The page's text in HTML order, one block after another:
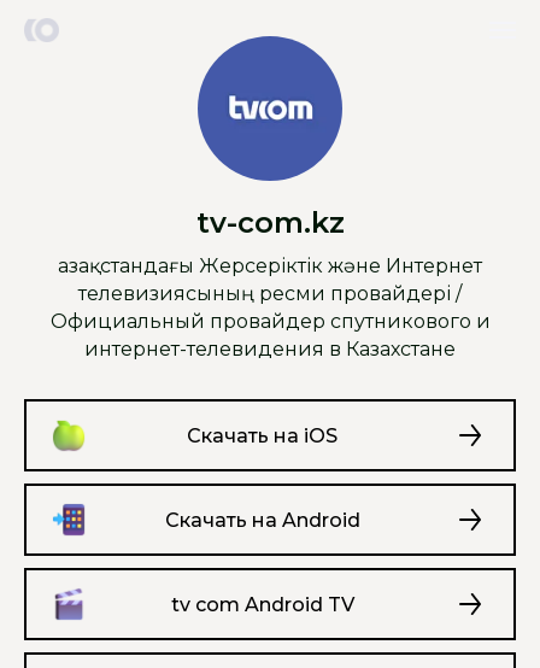
tv-com.kz
Қазақстандағы Жерсеріктік және Интернет
телевизиясының ресми провайдері /
Официальный провайдер спутникового и
интернет-телевидения в Казахстане
Скачать на iOS
Скачать на Android
tv com Android TV